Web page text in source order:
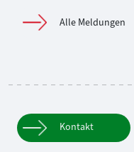
Alle Meldungen
Kontakt